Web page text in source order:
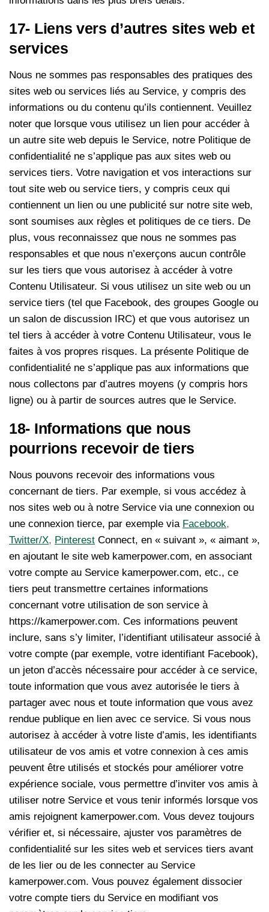
17- Liens vers d’autres sites web et
services
Nous ne sommes pas responsables des pratiques des
sites web ou services liés au Service, y compris des
informations ou du contenu qu’ils contiennent. Veuillez
noter que lorsque vous utilisez un lien pour accéder à
un autre site web depuis le Service, notre Politique de
confidentialité ne s’applique pas aux sites web ou
services tiers. Votre navigation et vos interactions sur
tout site web ou service tiers, y compris ceux qui
contiennent un lien ou une publicité sur notre site web,
sont soumises aux règles et politiques de ce tiers. De
plus, vous reconnaissez que nous ne sommes pas
responsables et que nous n’exerçons aucun contrôle
sur les tiers que vous autorisez à accéder à votre
Contenu Utilisateur. Si vous utilisez un site web ou un
service tiers (tel que Facebook, des groupes Google ou
un salon de discussion IRC) et que vous autorisez un
tel tiers à accéder à votre Contenu Utilisateur, vous le
faites à vos propres risques. La présente Politique de
confidentialité ne s’applique pas aux informations que
nous collectons par d’autres moyens (y compris hors
ligne) ou à partir de sources autres que le Service.
18- Informations que nous
pourrions recevoir de tiers
Nous pouvons recevoir des informations vous
concernant de tiers. Par exemple, si vous accédez à
nos sites web ou à notre Service via une connexion ou
une connexion tierce, par exemple via Facebook,
Twitter/X, Pinterest Connect, en « suivant », « aimant »,
en ajoutant le site web kamerpower.com, en associant
votre compte au Service kamerpower.com, etc., ce
tiers peut transmettre certaines informations
concernant votre utilisation de son service à
https://kamerpower.com. Ces informations peuvent
inclure, sans s’y limiter, l’identifiant utilisateur associé à
votre compte (par exemple, votre identifiant Facebook),
un jeton d’accès nécessaire pour accéder à ce service,
toute information que vous avez autorisée le tiers à
partager avec nous et toute information que vous avez
rendue publique en lien avec ce service. Si vous nous
autorisez à accéder à votre liste d’amis, les identifiants
utilisateur de vos amis et votre connexion à ces amis
peuvent être utilisés et stockés pour améliorer votre
expérience sociale, vous permettre d’inviter vos amis à
utiliser notre Service et vous tenir informés lorsque vos
amis rejoignent kamerpower.com. Vous devez toujours
vérifier et, si nécessaire, ajuster vos paramètres de
confidentialité sur les sites web et services tiers avant
de les lier ou de les connecter au Service
kamerpower.com. Vous pouvez également dissocier
votre compte tiers du Service en modifiant vos